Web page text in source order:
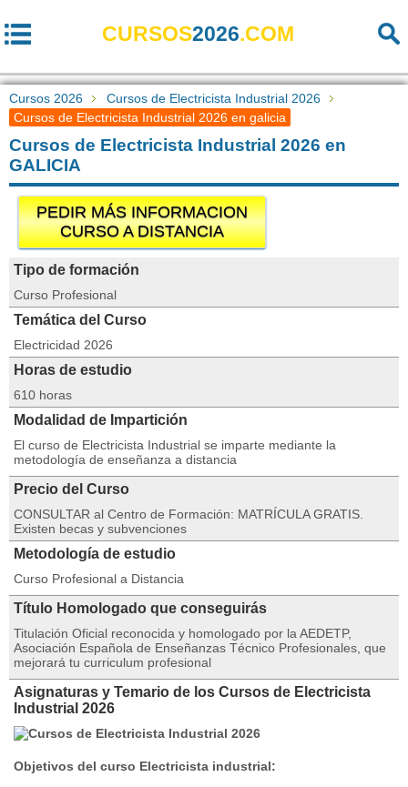
CURSOS2026.COM
Cursos 2026
Cursos de Electricista Industrial 2026
Cursos de Electricista Industrial 2026 en galicia
Cursos de Electricista Industrial 2026 en
GALICIA
PEDIR MÁS INFORMACION
CURSO A DISTANCIA
Tipo de formación
Curso Profesional
Temática del Curso
Electricidad 2026
Horas de estudio
610 horas
Modalidad de Impartición
El curso de Electricista Industrial se imparte mediante la
metodología de enseñanza a distancia
Precio del Curso
CONSULTAR al Centro de Formación: MATRÍCULA GRATIS.
Existen becas y subvenciones
Metodología de estudio
Curso Profesional a Distancia
Título Homologado que conseguirás
Titulación Oficial reconocida y homologado por la AEDETP,
Asociación Española de Enseñanzas Técnico Profesionales, que
mejorará tu curriculum profesional
Asignaturas y Temario de los Cursos de Electricista
Industrial 2026
Objetivos del curso Electricista industrial: